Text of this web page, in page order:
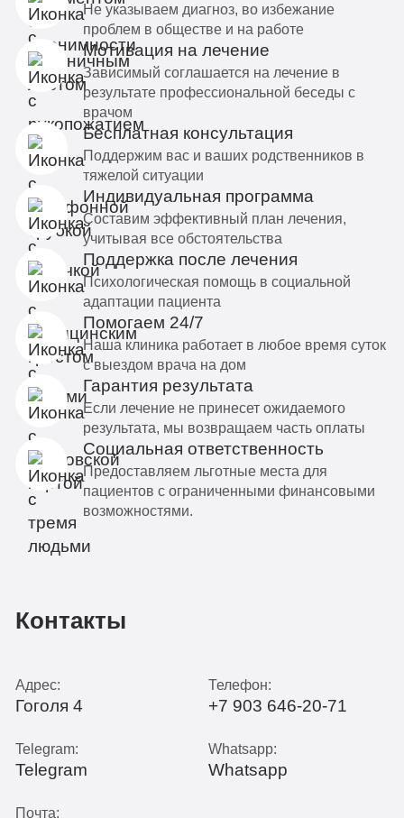
Не указываем диагноз, во избежание
проблем в обществе и на работе
Мотивация на лечение
Зависимый соглашается на лечение в
результате профессиональной беседы с
врачом
Бесплатная консультация
Поддержим вас и ваших родственников в
тяжелой ситуации
Индивидуальная программа
Составим эффективный план лечения,
учитывая все обстоятельства
Поддержка после лечения
Психологическая помощь в социальной
адаптации пациента
Помогаем 24/7
Наша клиника работает в любое время суток
с выездом врача на дом
Гарантия результата
Если лечение не принесет ожидаемого
результата, мы возвращаем часть оплаты
Социальная ответственность
Предоставляем льготные места для
пациентов с ограниченными финансовыми
возможностями.
Контакты
Адрес:
Гоголя 4
Телефон:
+7 903 646-20-71
Telegram:
Telegram
Whatsapp:
Whatsapp
Почта: